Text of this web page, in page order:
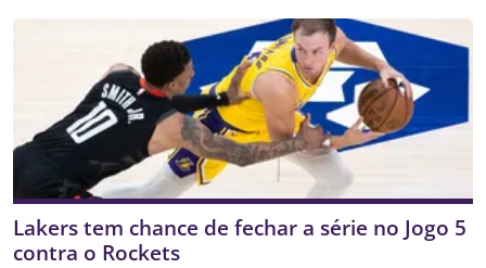
Lakers tem chance de fechar a série no Jogo 5
contra o Rockets